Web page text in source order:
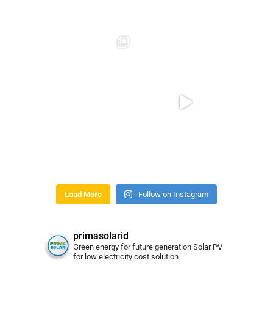
Load More Follow on Instagram
primasolarid
Green energy for future generation Solar PV
for low electricity cost solution